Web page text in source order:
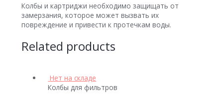
Колбы и картриджи необходимо защищать от
замерзания, которое может вызвать их
повреждение и привести к протечкам воды.
Related products
Нет на складе
Колбы для фильтров